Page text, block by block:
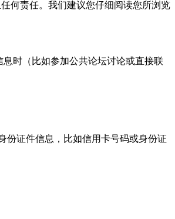
何责任。我们建议您仔细阅读您所浏览
时（比如参加公共论坛讨论或直接联
证件信息，比如信用卡号码或身份证